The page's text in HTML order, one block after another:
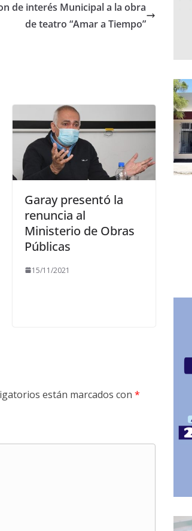
de interés Municipal a la obra
de teatro “Amar a Tiempo”
Garay presentó la
renuncia al
Ministerio de Obras
Públicas
15/11/2021
están marcados con *